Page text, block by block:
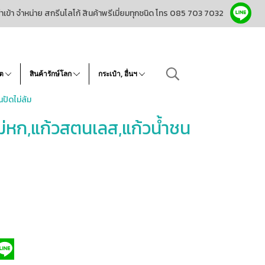
ข้า จำหน่าย สกรีนโลโก้ สินค้าพรีเมี่ยมทุกชนิด โทร 085 703 7032
สินค้ารักษ์โลก กระเป๋า, อื่นฯ
ปัดไม่ล้ม
ก,แก้วสตนเลส,แก้วน้ำชน